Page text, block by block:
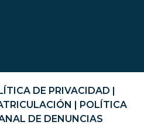
DE PRIVACIDAD |
| POLÍTICA
DE DENUNCIAS